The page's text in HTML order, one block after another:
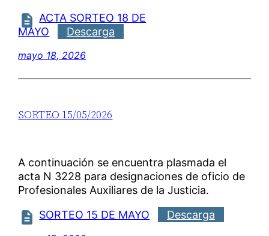
ACTA SORTEO 18 DE
MAYO
Descarga
mayo 18, 2026
SORTEO 15/05/2026
A continuación se encuentra plasmada el
acta N 3228 para designaciones de oficio de
Profesionales Auxiliares de la Justicia.
SORTEO 15 DE MAYO
Descarga